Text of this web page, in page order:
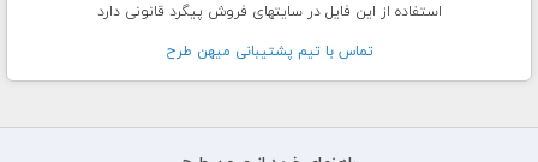
استفاده از این فایل در سایتهای فروش پیگرد قانونی دارد
تماس با تيم پشتيبانی ميهن طرح